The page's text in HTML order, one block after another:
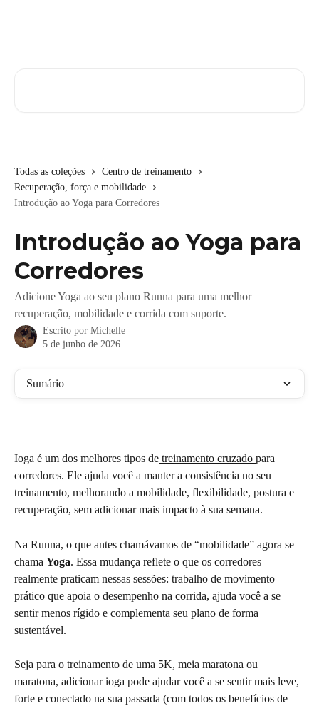
Todas as coleções
Centro de treinamento
Recuperação, força e mobilidade
Introdução ao Yoga para Corredores
Introdução ao Yoga para
Corredores
Adicione Yoga ao seu plano Runna para uma melhor
recuperação, mobilidade e corrida com suporte.
Escrito por Michelle
5 de junho de 2026
Sumário
Ioga é um dos melhores tipos de treinamento cruzado para
corredores. Ele ajuda você a manter a consistência no seu
treinamento, melhorando a mobilidade, flexibilidade, postura e
recuperação, sem adicionar mais impacto à sua semana.
Na Runna, o que antes chamávamos de “mobilidade” agora se
chama Yoga. Essa mudança reflete o que os corredores
realmente praticam nessas sessões: trabalho de movimento
prático que apoia o desempenho na corrida, ajuda você a se
sentir menos rígido e complementa seu plano de forma
sustentável.
Seja para o treinamento de uma 5K, meia maratona ou
maratona, adicionar ioga pode ajudar você a se sentir mais leve,
forte e conectado na sua passada (com todos os benefícios de